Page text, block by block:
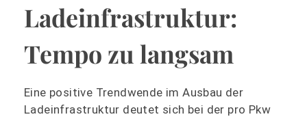
Ladeinfrastruktur:
Tempo zu langsam
Eine positive Trendwende im Ausbau der
Ladeinfrastruktur deutet sich bei der pro Pkw